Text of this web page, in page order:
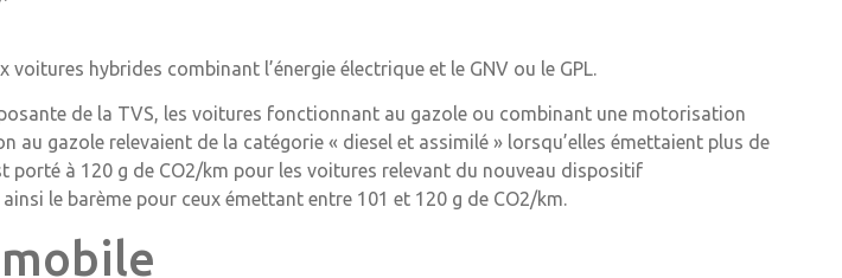
voitures hybrides combinant l’énergie électrique et le GNV ou le GPL.
de la TVS, les voitures fonctionnant au gazole ou combinant une motorisation
au gazole relevaient de la catégorie « diesel et assimilé » lorsqu’elles émettaient plus de
porté à 120 g de CO2/km pour les voitures relevant du nouveau dispositif
le barème pour ceux émettant entre 101 et 120 g de CO2/km.